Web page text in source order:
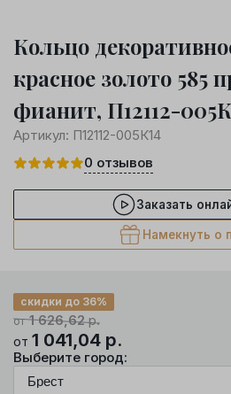
Кольцо
красное золото 585
фианит, П12112-
Артикул: П12112-005К14
0 отзывов
Заказать
Намекнуть о
от1 626,62р.
скидки до 36%
от 1 041,04 р.
Выберите город: